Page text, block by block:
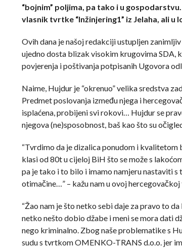
“bojnim” poljima, pa tako i u
vlasnik tvrtke “Inžinjering1” iz Jelaha, ali
Ovih dana je našoj redakciji ustupljen
ujedno dosta blizak visokim krugovima SDA,
povjerenja i poštivanja potpisanih Ugovora
Naime, Hujdur je “okrenuo” velika sredstva
Predmet poslovanja između njega i
isplaćena, probijeni svi rokovi… Hujdur se
njegova (ne)sposobnost, baš kao što su
“Tvrdimo da je dizalica ponudom i kvalitetom
klasi od 80t u cijeloj BiH što se može s
pa je tako i to bilo i imamo namjeru nastaviti
otimačine…” – kažu nam u ovoj
“Žao nam je što netko sebi daje za pravo to
netko nešto dobio džabe i meni se mora dati
nego kriminalno. Zbog naše problematike s
sudu s tvrtkom OMENKO-TRANS d.o.o. jer